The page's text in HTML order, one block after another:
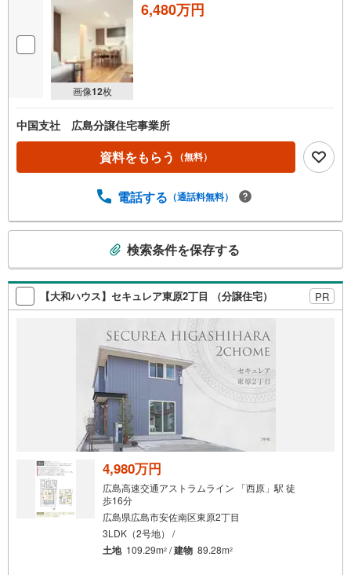
画像12枚
6,480万円
中国支社 広島分譲住宅事業所
資料をもらう （無料）
電話する （通話料無料）
検
索
条
検索条件を保存する
【大和ハウス】セキュレア東原2丁目 （分譲住宅） PR
4,980万円
広島高速交通アストラムライン 「西原」駅 徒
歩16分
広島県広島市安佐南区東原2丁目
3LDK（2号地） /
土地 109.29m2 /建物 89.28m2